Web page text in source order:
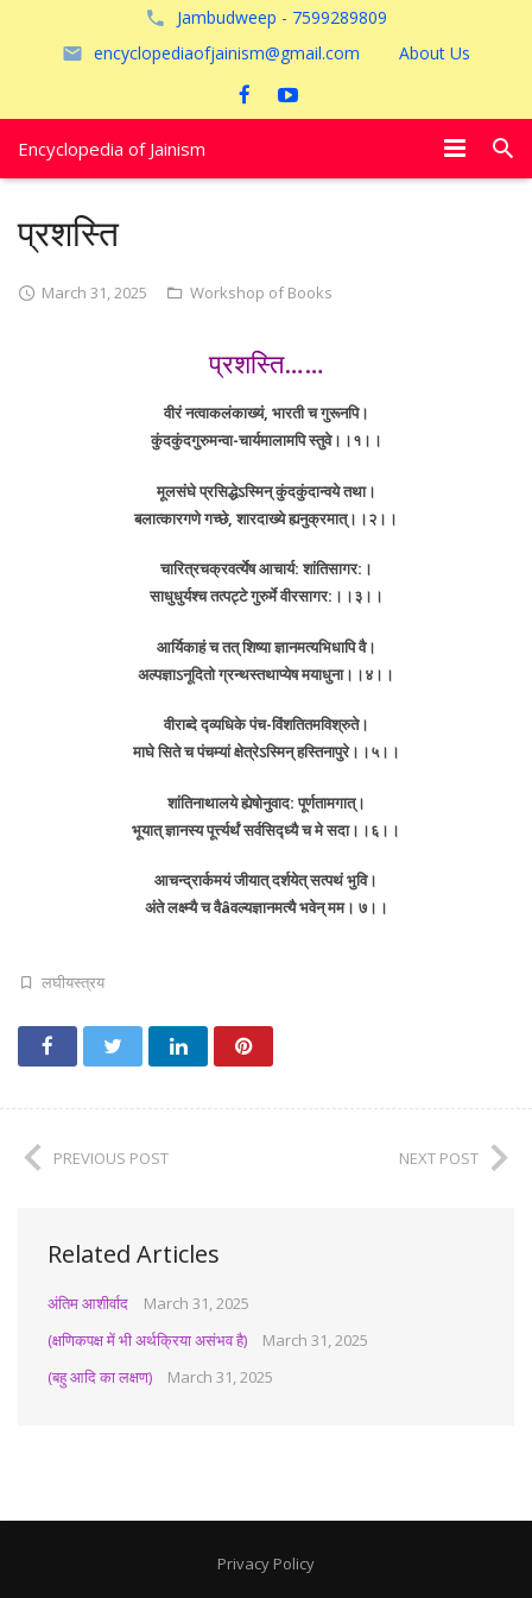
Jambudweep - 7599289809
encyclopediaofjainism@gmail.com
About Us
Encyclopedia of Jainism
पूजायें
प्रशस्ति
March 31, 2025 Workshop of Books
प्रशस्ति……
वीरं नत्वाकलंकाख्यं, भारती च गुरूनपि।
कुंदकुंदगुरुमन्वा-चार्यमालामपि स्तुवे।।१।।
मूलसंघे प्रसिद्धेऽस्मिन् कुंदकुंदान्वये तथा।
बलात्कारगणे गच्छे, शारदाख्ये ह्यनुक्रमात्।।२।।
चारित्रचक्रवर्त्येष आचार्य: शांतिसागर:।
साधुधुर्यश्च तत्पट्टे गुरुर्मे वीरसागर:।।३।।
आर्यिकाहं च तत् शिष्या ज्ञानमत्यभिधापि वै।
अल्पज्ञाऽनूदितो ग्रन्थस्तथाप्येष मयाधुना।।४।।
वीराब्दे द्व्यधिके पंच-विंशतितमविश्रुते।
माघे सिते च पंचम्यां क्षेत्रेऽस्मिन् हस्तिनापुरे।।५।।
शांतिनाथालये ह्येषोनुवाद: पूर्णतामगात्।
भूयात् ज्ञानस्य पूर्त्त्यर्थं सर्वसिद्ध्यै च मे सदा।।६।।
आचन्द्रार्कमयं जीयात् दर्शयेत् सत्पथं भुवि।
अंते लक्ष्म्यै च वैâवल्यज्ञानमत्यै भवेन् मम। ७।।
लघीयस्त्रय
PREVIOUS POST NEXT POST
Related Articles
अंतिम आशीर्वाद
March 31, 2025
(क्षणिकपक्ष में भी अर्थक्रिया असंभव है)
March 31, 2025
(बहु आदि का लक्षण)
March 31, 2025
Privacy Policy